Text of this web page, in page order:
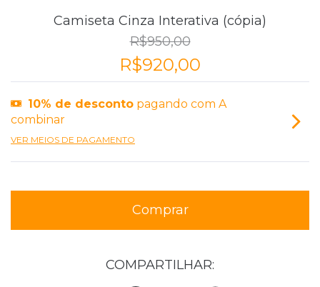
Camiseta Cinza Interativa (cópia)
R$950,00
R$920,00
10% de desconto pagando com A
combinar
VER MEIOS DE PAGAMENTO
COMPARTILHAR: